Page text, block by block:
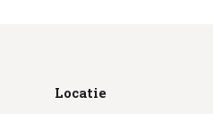
Locatie